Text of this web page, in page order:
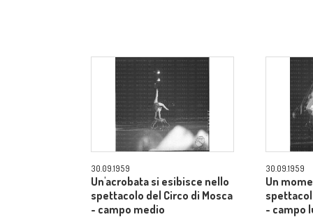
30.09.1959
Un'acrobata si esibisce nello
spettacolo del Circo di Mosca
- campo medio
30.09.1959
Un
- campo